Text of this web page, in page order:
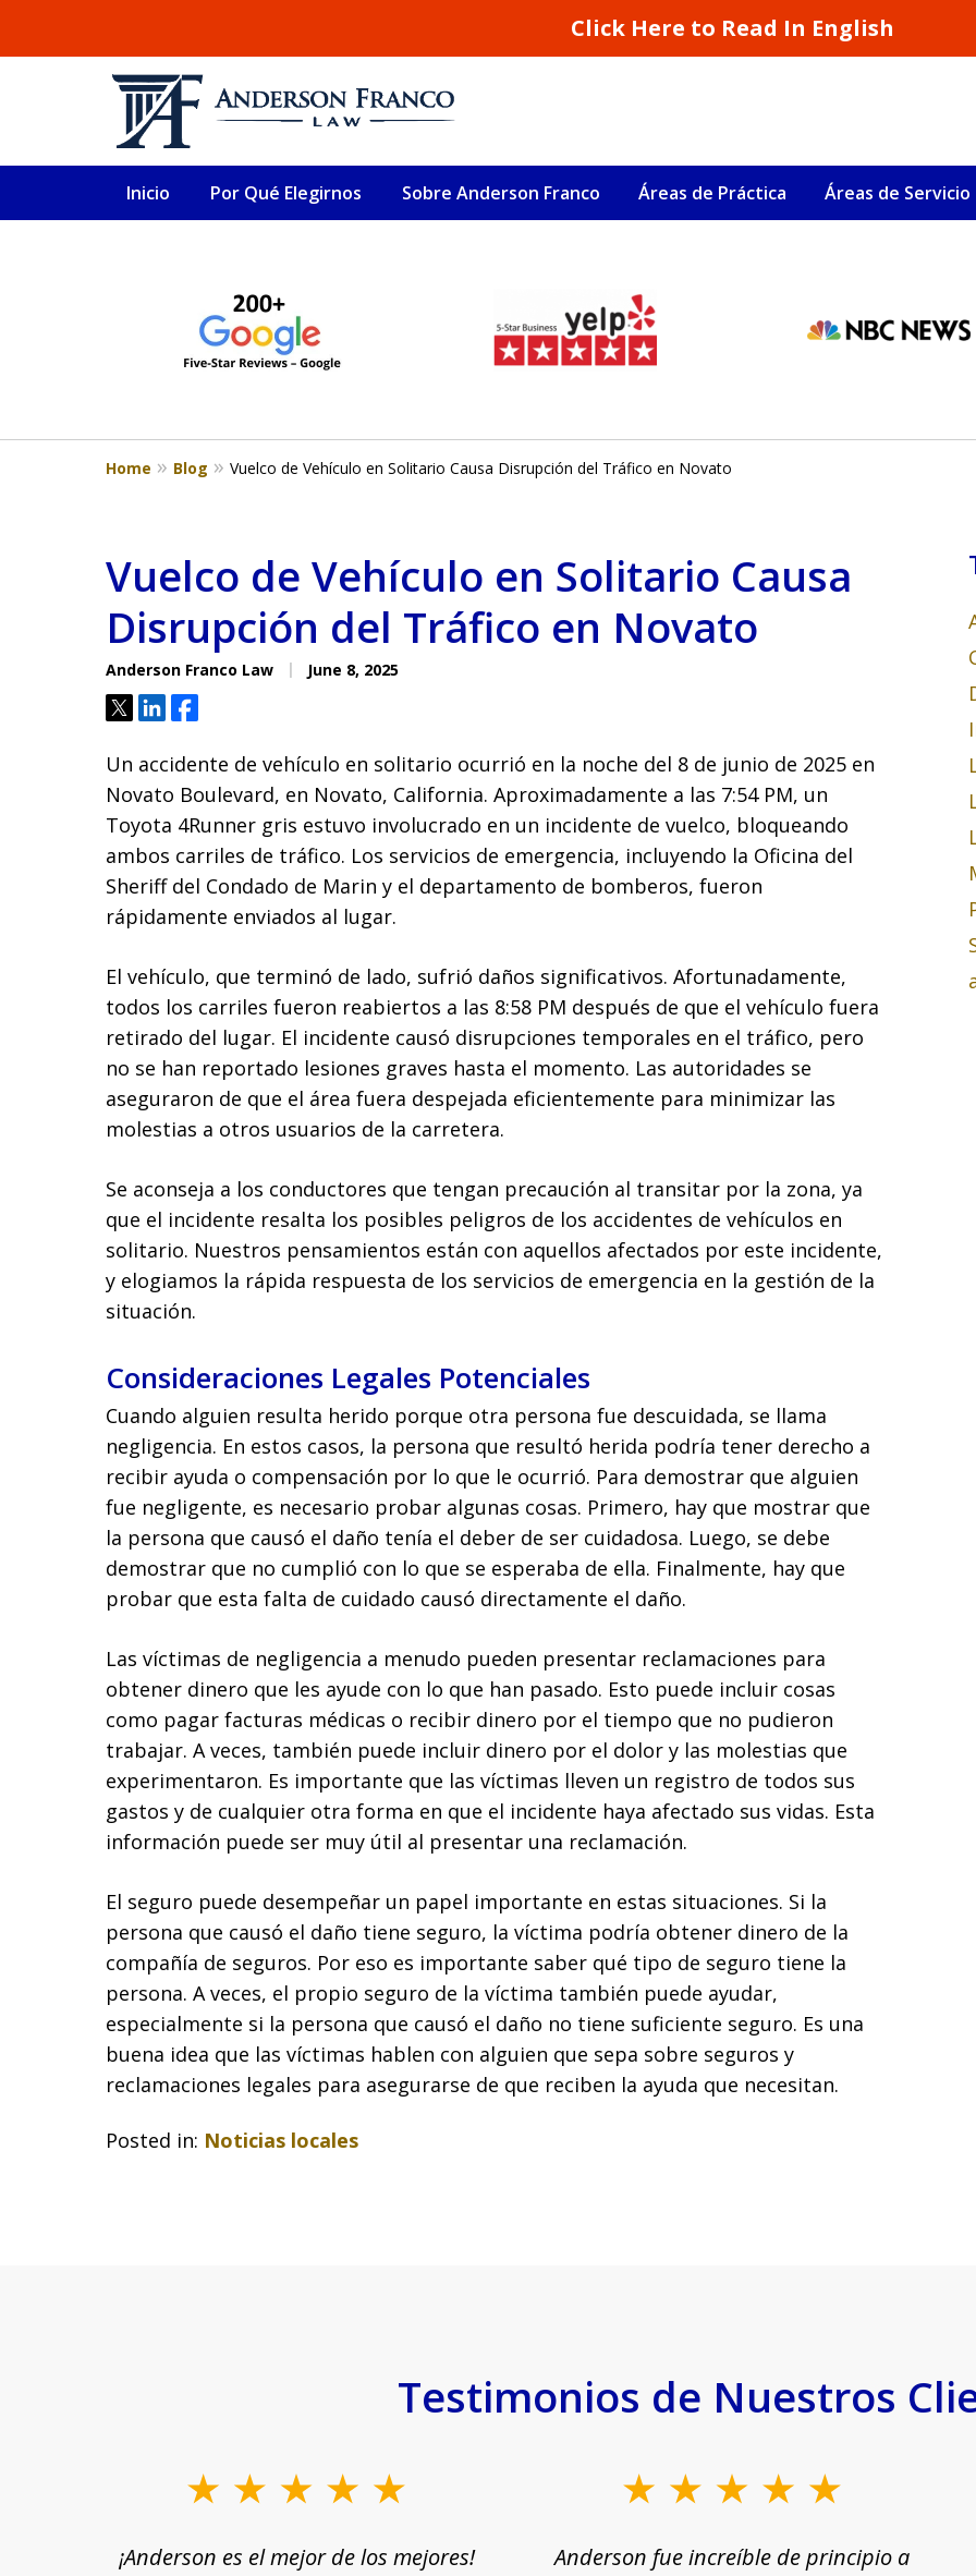
Click Here to Read In English
Inicio Por Qué Elegirnos Sobre Anderson Franco Áreas de Práctica Áreas de Servicio
Millones recuperados en el área de San Francisco y California
4
Home Blog Vuelco de Vehículo en Solitario Causa Disrupción del Tráfico en Novato
Vuelco de Vehículo en Solitario Causa
Disrupción del Tráfico en Novato
Anderson Franco Law June 8, 2025
TweetShareShare
Un accidente de vehículo en solitario ocurrió en la noche del 8 de junio de 2025 en
Novato Boulevard, en Novato, California. Aproximadamente a las 7:54 PM, un
Toyota 4Runner gris estuvo involucrado en un incidente de vuelco, bloqueando
ambos carriles de tráfico. Los servicios de emergencia, incluyendo la Oficina del
Sheriff del Condado de Marin y el departamento de bomberos, fueron
rápidamente enviados al lugar.
El vehículo, que terminó de lado, sufrió daños significativos. Afortunadamente,
todos los carriles fueron reabiertos a las 8:58 PM después de que el vehículo fuera
retirado del lugar. El incidente causó disrupciones temporales en el tráfico, pero
no se han reportado lesiones graves hasta el momento. Las autoridades se
aseguraron de que el área fuera despejada eficientemente para minimizar las
molestias a otros usuarios de la carretera.
Se aconseja a los conductores que tengan precaución al transitar por la zona, ya
que el incidente resalta los posibles peligros de los accidentes de vehículos en
solitario. Nuestros pensamientos están con aquellos afectados por este incidente,
y elogiamos la rápida respuesta de los servicios de emergencia en la gestión de la
situación.
Consideraciones Legales Potenciales
Cuando alguien resulta herido porque otra persona fue descuidada, se llama
negligencia. En estos casos, la persona que resultó herida podría tener derecho a
recibir ayuda o compensación por lo que le ocurrió. Para demostrar que alguien
fue negligente, es necesario probar algunas cosas. Primero, hay que mostrar que
la persona que causó el daño tenía el deber de ser cuidadosa. Luego, se debe
demostrar que no cumplió con lo que se esperaba de ella. Finalmente, hay que
probar que esta falta de cuidado causó directamente el daño.
Las víctimas de negligencia a menudo pueden presentar reclamaciones para
obtener dinero que les ayude con lo que han pasado. Esto puede incluir cosas
como pagar facturas médicas o recibir dinero por el tiempo que no pudieron
trabajar. A veces, también puede incluir dinero por el dolor y las molestias que
experimentaron. Es importante que las víctimas lleven un registro de todos sus
gastos y de cualquier otra forma en que el incidente haya afectado sus vidas. Esta
información puede ser muy útil al presentar una reclamación.
El seguro puede desempeñar un papel importante en estas situaciones. Si la
persona que causó el daño tiene seguro, la víctima podría obtener dinero de la
compañía de seguros. Por eso es importante saber qué tipo de seguro tiene la
persona. A veces, el propio seguro de la víctima también puede ayudar,
especialmente si la persona que causó el daño no tiene suficiente seguro. Es una
buena idea que las víctimas hablen con alguien que sepa sobre seguros y
reclamaciones legales para asegurarse de que reciben la ayuda que necesitan.
Posted in: Noticias locales
Testimonios de Nuestros
¡Anderson es el mejor de los mejores!
Anderson fue increíble de principio a